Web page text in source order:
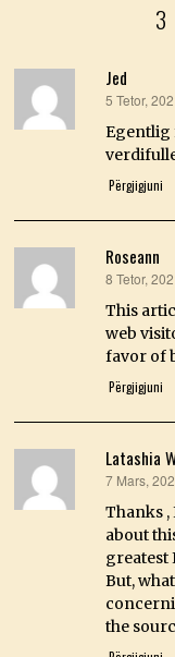
Jed
thotë:
5 Tetor,
Egentlig
Përgjigjuni
Roseann
thotë:
8 Tetor,
This
web
favor of
Përgjigjuni
Latashia
thotë:
7 Mars,
Thanks
about
greatest
But,
the